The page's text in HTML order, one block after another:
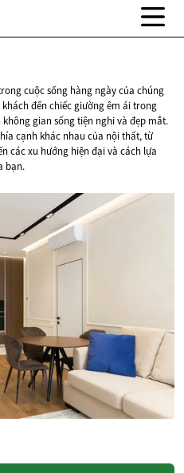
cuộc sống hàng ngày của chúng
đến chiếc giường êm ái trong
gian sống tiện nghi và đẹp mắt.
cạnh khác nhau của nội thất, từ
các xu hướng hiện đại và cách lựa
bạn.